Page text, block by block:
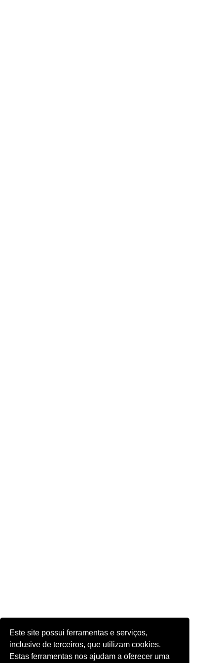
Este site possui ferramentas e serviços,
inclusive de terceiros, que utilizam cookies.
Estas ferramentas nos ajudam a oferecer uma